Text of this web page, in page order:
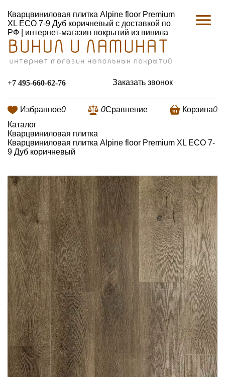
Кварцвиниловая плитка Alpine floor Premium
XL ECO 7-9 Дуб коричневый с доставкой по
РФ | интернет-магазин покрытий из винила
+7 495-660-62-76 Заказать звонок
Избранное0 0Сравнение Корзина0
Каталог
Кварцвиниловая плитка
Кварцвиниловая плитка Alpine floor Premium XL ECO 7-
9 Дуб коричневый